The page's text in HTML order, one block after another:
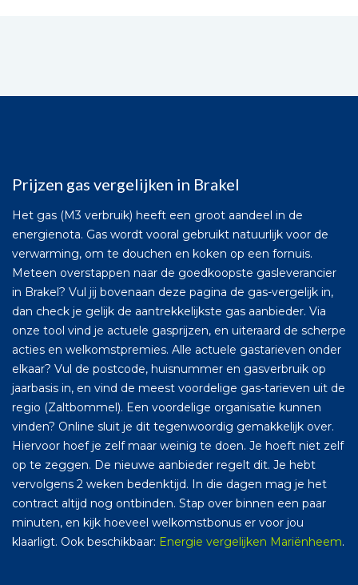
Prijzen gas vergelijken in Brakel
Het gas (M3 verbruik) heeft een groot aandeel in de
energienota. Gas wordt vooral gebruikt natuurlijk voor de
verwarming, om te douchen en koken op een fornuis.
Meteen overstappen naar de goedkoopste gasleverancier
in Brakel? Vul jij bovenaan deze pagina de gas-vergelijk in,
dan check je gelijk de aantrekkelijkste gas aanbieder. Via
onze tool vind je actuele gasprijzen, en uiteraard de scherpe
acties en welkomstpremies. Alle actuele gastarieven onder
elkaar? Vul de postcode, huisnummer en gasverbruik op
jaarbasis in, en vind de meest voordelige gas-tarieven uit de
regio (Zaltbommel). Een voordelige organisatie kunnen
vinden? Online sluit je dit tegenwoordig gemakkelijk over.
Hiervoor hoef je zelf maar weinig te doen. Je hoeft niet zelf
op te zeggen. De nieuwe aanbieder regelt dit. Je hebt
vervolgens 2 weken bedenktijd. In die dagen mag je het
contract altijd nog ontbinden. Stap over binnen een paar
minuten, en kijk hoeveel welkomstbonus er voor jou
klaarligt. Ook beschikbaar: Energie vergelijken Mariënheem.